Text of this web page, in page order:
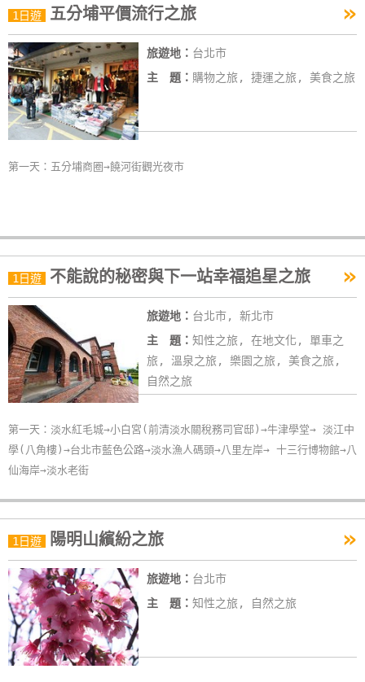
帶
你
玩
玩
圖
務
顧
客
滿
意
度
單
管
理
會
員
帳
戶
1日遊 五分埔平價流行之旅 »
旅遊地： 台北市
主 題： 購物之旅, 捷運之旅, 美食之旅
第一天：五分埔商圈→饒河街觀光夜市
1日遊 不能說的秘密與下一站幸福追星之旅 »
旅遊地： 台北市, 新北市
主 題： 知性之旅, 在地文化, 單車之
旅, 溫泉之旅, 樂園之旅, 美食之旅,
自然之旅
第一天：淡水紅毛城→小白宮(前清淡水關稅務司官邸)→牛津學堂→ 淡江中
學(八角樓)→台北市藍色公路→淡水漁人碼頭→八里左岸→ 十三行博物館→八
仙海岸→淡水老街
1日遊 陽明山繽紛之旅 »
旅遊地： 台北市
主 題： 知性之旅, 自然之旅